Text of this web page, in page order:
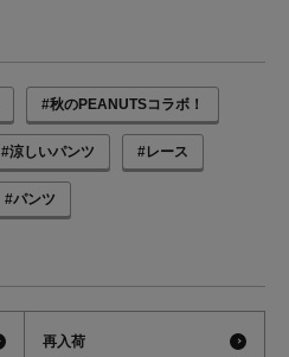
#秋のPEANUTSコラボ！
#涼しいパンツ #レース
#パンツ
再入荷